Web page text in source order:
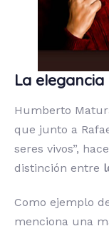
La
Humberto
que junto a
seres vivos”,
distinción entre
Como ejemplo
menciona una